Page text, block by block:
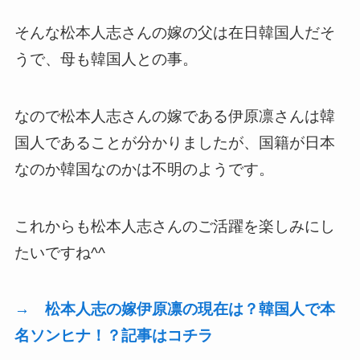
そんな松本人志さんの嫁の父は在日韓国人だそ
うで、母も韓国人との事。
なので松本人志さんの嫁である伊原凛さんは韓
国人であることが分かりましたが、国籍が日本
なのか韓国なのかは不明のようです。
これからも松本人志さんのご活躍を楽しみにし
たいですね^^
→ 松本人志の嫁伊原凛の現在は？韓国人で本
名ソンヒナ！？記事はコチラ